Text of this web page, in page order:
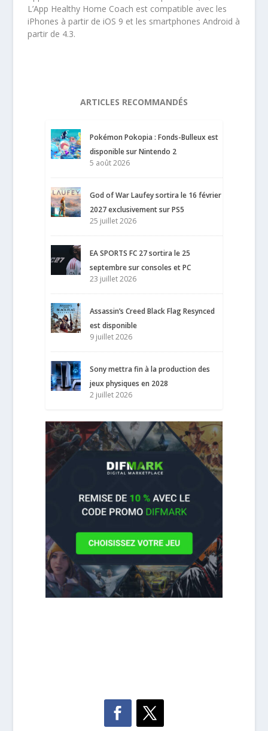
L’App Healthy Home Coach est compatible avec les
iPhones à partir de iOS 9 et les smartphones Android à
partir de 4.3.
ARTICLES RECOMMANDÉS
Pokémon Pokopia : Fonds-Bulleux est
disponible sur Nintendo 2
5 août 2026
God of War Laufey sortira le 16 février
2027 exclusivement sur PS5
25 juillet 2026
EA SPORTS FC 27 sortira le 25
septembre sur consoles et PC
23 juillet 2026
Assassin’s Creed Black Flag Resynced
est disponible
9 juillet 2026
Sony mettra fin à la production des
jeux physiques en 2028
2 juillet 2026